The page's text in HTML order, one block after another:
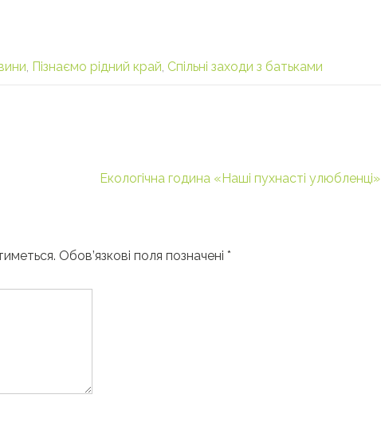
Пізнаємо рідний край Спільні заходи з батьками
Екологічна година «Наші пухнасті улюбленці»
Обов’язкові поля позначені *